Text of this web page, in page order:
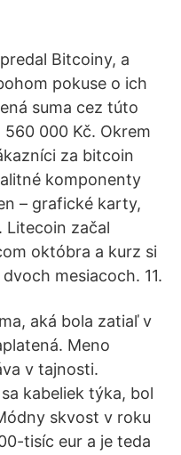
Bitcoiny, a
pokuse o ich
suma cez túto
000 Kč. Okrem
za bitcoin
komponenty
– grafické karty,
Litecoin začal
októbra a kurz si
mesiacoch. 11.
aká bola zatiaľ v
Meno
v tajnosti.
kabeliek týka, bol
skvost v roku
tisíc eur a je teda